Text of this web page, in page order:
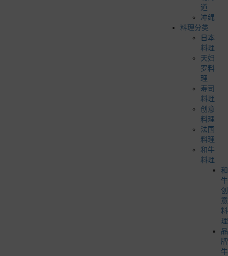
道
冲绳
料理分类
日本
料理
天妇
罗料
理
寿司
料理
创意
料理
法国
料理
和牛
料理
和
牛
创
意
料
理
品
牌
牛